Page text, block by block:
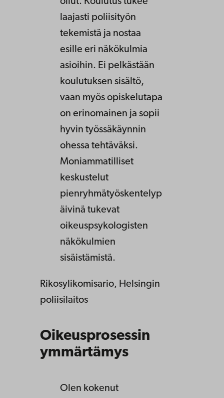
laajasti poliisityön
tekemistä ja nostaa
esille eri näkökulmia
asioihin. Ei pelkästään
koulutuksen sisältö,
vaan myös opiskelutapa
on erinomainen ja sopii
hyvin työssäkäynnin
ohessa tehtäväksi.
Moniammatilliset
keskustelut
pienryhmätyöskentelyp
äivinä tukevat
oikeuspsykologisten
näkökulmien
sisäistämistä.
Rikosylikomisario, Helsingin
poliisilaitos
Oikeusprosessin
ymmärtämys
Olen kokenut